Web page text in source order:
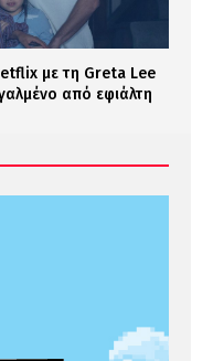
με τη Greta Lee
από εφιάλτη